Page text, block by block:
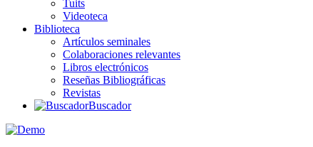
Tuits
Videoteca
Biblioteca
Artículos seminales
Colaboraciones relevantes
Libros electrónicos
Reseñas Bibliográficas
Revistas
Buscador